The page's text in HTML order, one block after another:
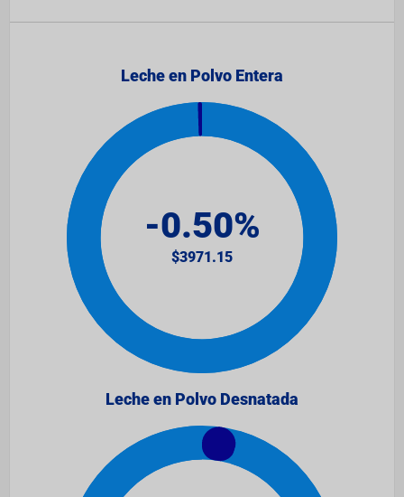
Leche en Polvo Entera
Leche en Polvo Desnatada